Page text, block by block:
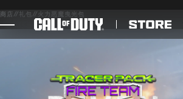
SKIP TO MAIN CONTENT
商店//礼包 //火力恶魔曳光包